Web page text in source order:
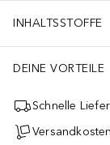
INHALTSSTOFFE
DEINE VORTEILE
Schnelle